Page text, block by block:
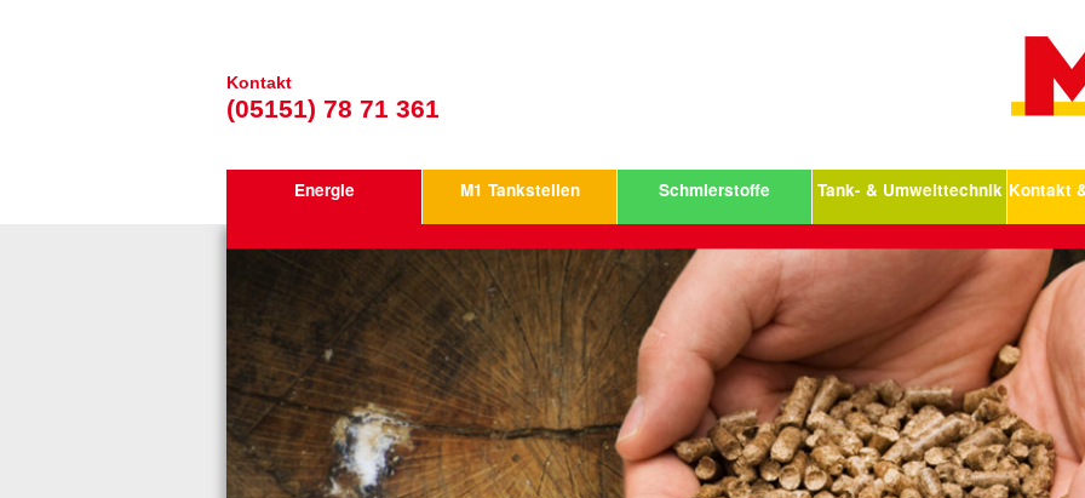
Kontakt
(05151) 78 71 361
Energie M1 Tankstellen Schmierstoffe Tank- & Umwelttechnik Kontakt